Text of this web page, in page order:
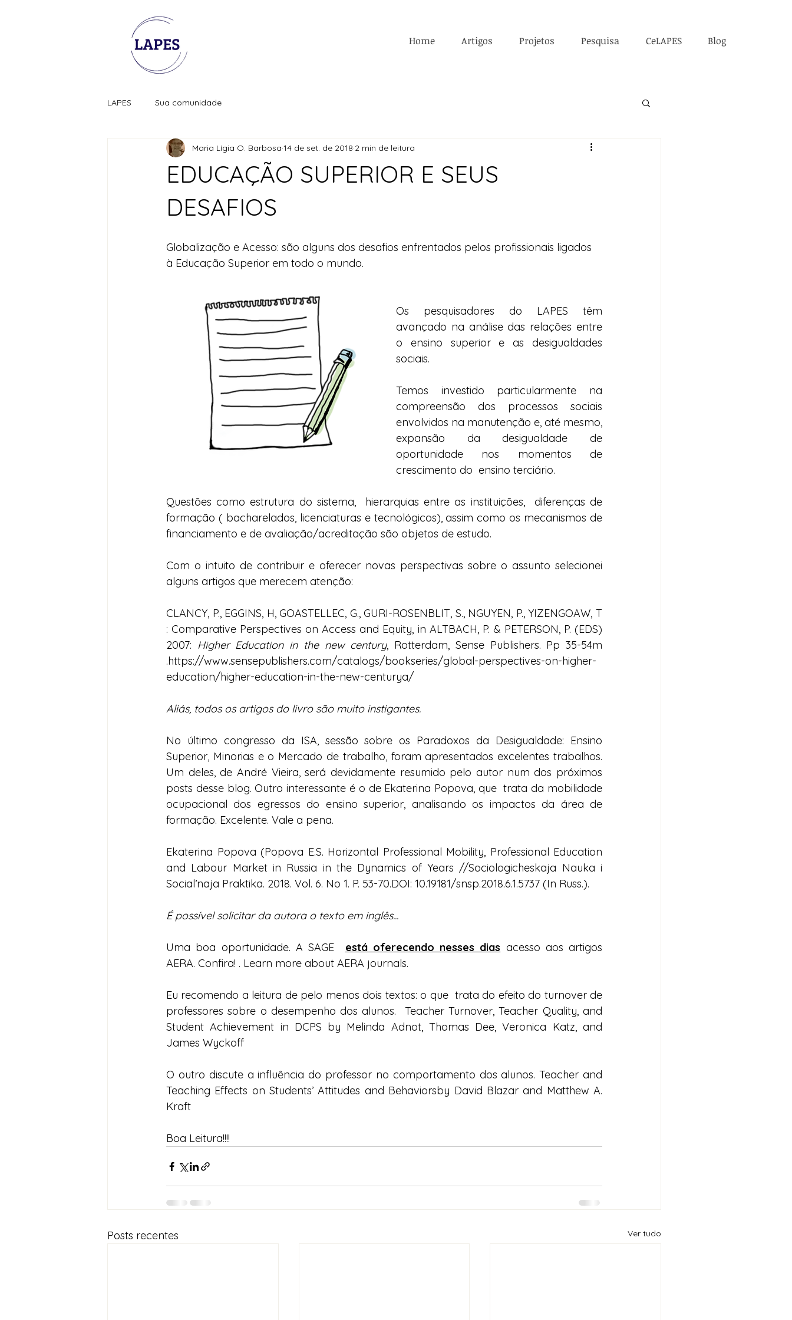
Home Artigos Projetos Pesquisa CeLAPES Blog
LAPES Sua comunidade
EDUCAÇÃO SUPERIOR E SEUS
DESAFIOS
Maria Lígia O. Barbosa 14 de set. de 2018 2 min de leitura
Globalização e Acesso: são alguns dos desafios enfrentados pelos profissionais ligados
à Educação Superior em todo o mundo.
Os pesquisadores do LAPES têm
avançado na análise das relações entre
o ensino superior e as desigualdades
sociais.
Temos investido particularmente na
compreensão dos processos sociais
envolvidos na manutenção e, até mesmo,
expansão da desigualdade de
oportunidade nos momentos de
crescimento do  ensino terciário.
Questões como estrutura do sistema,  hierarquias entre as instituições,  diferenças de
formação ( bacharelados, licenciaturas e tecnológicos), assim como os mecanismos de
financiamento e de avaliação/acreditação são objetos de estudo.
Com o intuito de contribuir e oferecer novas perspectivas sobre o assunto selecionei
alguns artigos que merecem atenção:
CLANCY, P., EGGINS, H, GOASTELLEC, G., GURI-ROSENBLIT, S., NGUYEN, P., YIZENGOAW, T
: Comparative Perspectives on Access and Equity, in ALTBACH, P. & PETERSON, P. (EDS)
2007: Higher Education in the new century, Rotterdam, Sense Publishers. Pp 35-54m
.https://www.sensepublishers.com/catalogs/bookseries/global-perspectives-on-higher-
education/higher-education-in-the-new-centurya/
Aliás, todos os artigos do livro são muito instigantes.
No último congresso da ISA, sessão sobre os Paradoxos da Desigualdade: Ensino
Superior, Minorias e o Mercado de trabalho, foram apresentados excelentes trabalhos.
Um deles, de André Vieira, será devidamente resumido pelo autor num dos próximos
posts desse blog. Outro interessante é o de Ekaterina Popova, que  trata da mobilidade
ocupacional dos egressos do ensino superior, analisando os impactos da área de
formação. Excelente. Vale a pena.
Ekaterina Popova (Popova E.S. Horizontal Professional Mobility, Professional Education
and Labour Market in Russia in the Dynamics of Years //Sociologicheskaja Nauka i
Social’naja Praktika. 2018. Vol. 6. No 1. P. 53-70.DOI: 10.19181/snsp.2018.6.1.5737 (In Russ.).
É possível solicitar da autora o texto em inglês...
Uma boa oportunidade. A SAGE está oferecendo nesses dias acesso aos artigos
AERA. Confira! . Learn more about AERA journals.
Eu recomendo a leitura de pelo menos dois textos: o que  trata do efeito do turnover de
professores sobre o desempenho dos alunos. Teacher Turnover, Teacher Quality, and
Student Achievement in DCPS by Melinda Adnot, Thomas Dee, Veronica Katz, and
James Wyckoff
O outro discute a influência do professor no comportamento dos alunos. Teacher and
Teaching Effects on Students’ Attitudes and Behaviorsby David Blazar and Matthew A.
Kraft
Boa Leitura!!!!
Posts recentes Ver tudo